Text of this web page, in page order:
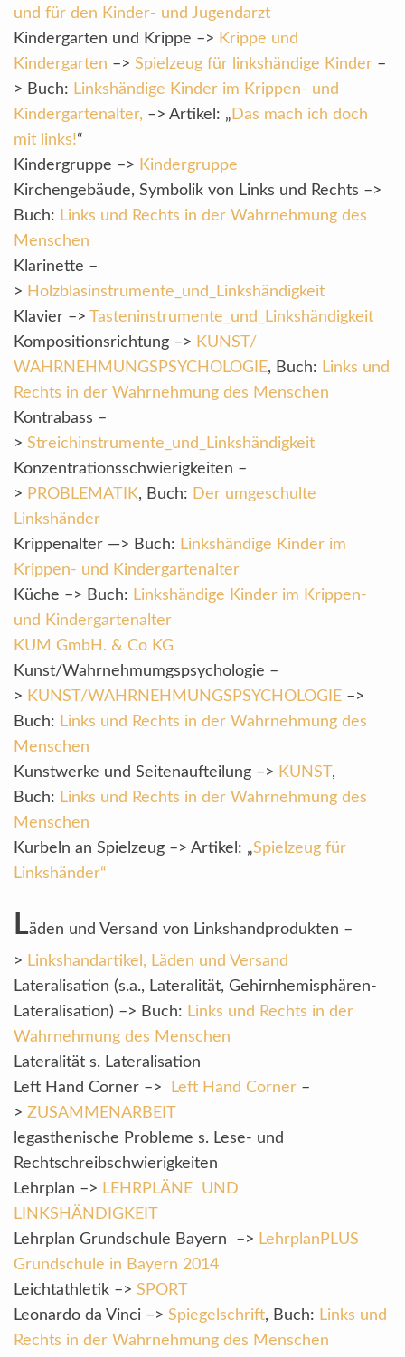
und für den Kinder- und Jugendarzt
Kindergarten und Krippe –> Krippe und
Kindergarten –> Spielzeug für linkshändige Kinder –
> Buch: Linkshändige Kinder im Krippen- und
Kindergartenalter, –> Artikel: „ Das mach ich doch
mit links!“
Kindergruppe –> Kindergruppe
Kirchengebäude, Symbolik von Links und Rechts –>
Buch: Links und Rechts in der Wahrnehmung des
Menschen
Klarinette –
> Holzblasinstrumente_und_Linkshändigkeit
Klavier –> Tasteninstrumente_und_Linkshändigkeit
Kompositionsrichtung –> KUNST/
WAHRNEHMUNGSPSYCHOLOGIE, Buch: Links und
Rechts in der Wahrnehmung des Menschen
Kontrabass –
> Streichinstrumente_und_Linkshändigkeit
Konzentrationsschwierigkeiten –
> PROBLEMATIK, Buch: Der umgeschulte
Linkshänder
Krippenalter —> Buch: Linkshändige Kinder im
Krippen- und Kindergartenalter
Küche –> Buch: Linkshändige Kinder im Krippen-
und Kindergartenalter
KUM GmbH. & Co KG
Kunst/Wahrnehmumgspsychologie –
> KUNST/WAHRNEHMUNGSPSYCHOLOGIE –>
Buch: Links und Rechts in der Wahrnehmung des
Menschen
Kunstwerke und Seitenaufteilung –> KUNST,
Buch: Links und Rechts in der Wahrnehmung des
Menschen
Kurbeln an Spielzeug –> Artikel: „Spielzeug für
Linkshänder“
Läden und Versand von Linkshandprodukten –
> Linkshandartikel, Läden und Versand
Lateralisation (s.a., Lateralität, Gehirnhemisphären-
Lateralisation) –> Buch: Links und Rechts in der
Wahrnehmung des Menschen
Lateralität s. Lateralisation
Left Hand Corner –>
Left Hand Corner –
> ZUSAMMENARBEIT
legasthenische Probleme s. Lese- und
Rechtschreibschwierigkeiten
Lehrplan –> LEHRPLÄNE UND
LINKSHÄNDIGKEIT
Lehrplan Grundschule Bayern –> LehrplanPLUS
Grundschule in Bayern 2014
Leichtathletik –> SPORT
Leonardo da Vinci –> Spiegelschrift, Buch: Links und
Rechts in der Wahrnehmung des Menschen